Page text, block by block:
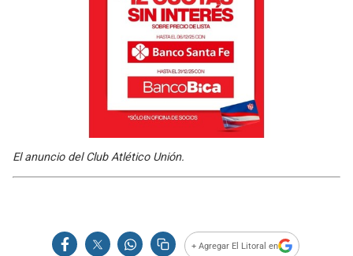
El anuncio del Club Atlético Unión.
+ Agregar El Litoral en